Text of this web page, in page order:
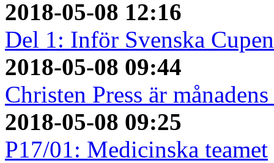
2018-05-08 12:16
Del 1: Inför Svenska
2018-05-08 09:44
Christen Press är
2018-05-08 09:25
P17/01: Medicinska teamet